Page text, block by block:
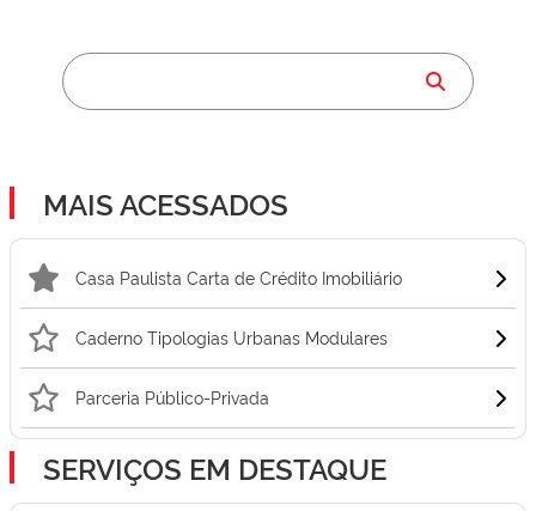
MAIS ACESSADOS
Casa Paulista Carta de Crédito Imobiliário
Caderno Tipologias Urbanas Modulares
Parceria Público-Privada
SERVIÇOS EM DESTAQUE